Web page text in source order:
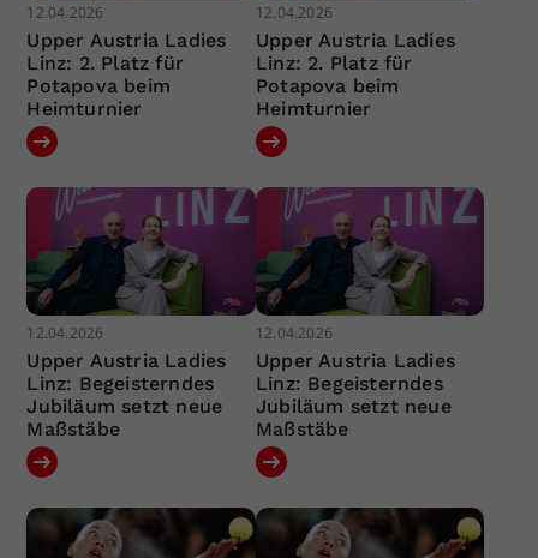
12.04.2026
Upper Austria Ladies
Linz: 2. Platz für
Potapova beim
Heimturnier
12.04.2026
Upper Austria Ladies
Linz: 2. Platz für
Potapova beim
Heimturnier
12.04.2026
Upper Austria Ladies
Linz: Begeisterndes
Jubiläum setzt neue
Maßstäbe
12.04.2026
Upper Austria Ladies
Linz: Begeisterndes
Jubiläum setzt neue
Maßstäbe